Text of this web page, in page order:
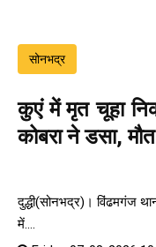
सोनभद्र
कुएं में मृत चूहा
कोबरा ने डसा, मौत
दुद्धी(सोनभद्र)। विंढमगंज
में....